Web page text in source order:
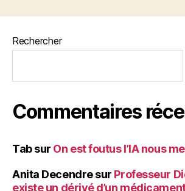
Rechercher
Commentaires
Tabsur On est foutus l’IA nous
Anita Decendresur Professeur
existe un dérivé d’un